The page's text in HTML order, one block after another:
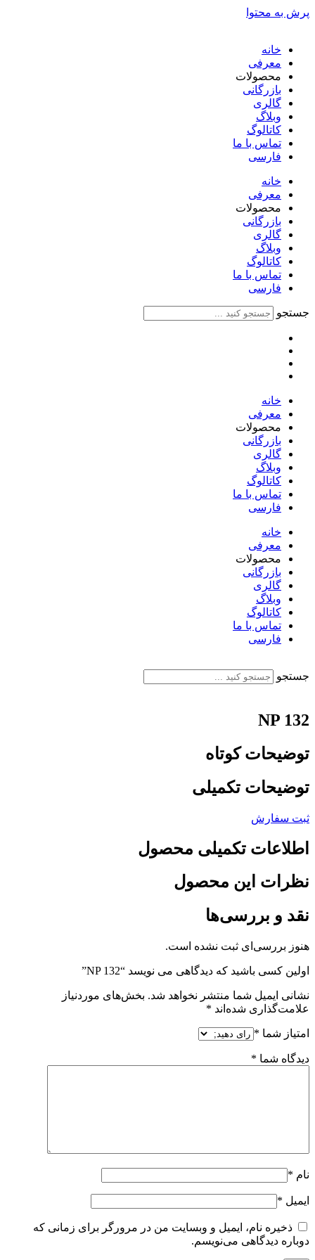
پرش به محتوا
خانه
معرفی
محصولات
بازرگانی
گالری
وبلاگ
کاتالوگ
تماس با ما
فارسی
خانه
معرفی
محصولات
بازرگانی
گالری
وبلاگ
کاتالوگ
تماس با ما
فارسی
English
جستجو
خانه
معرفی
محصولات
بازرگانی
گالری
وبلاگ
کاتالوگ
تماس با ما
فارسی
خانه
معرفی
محصولات
بازرگانی
گالری
وبلاگ
کاتالوگ
تماس با ما
فارسی
جستجو
NP 132
توضیحات کوتاه
توضیحات تکمیلی
ثبت سفارش
اطلاعات تکمیلی محصول
نظرات این محصول
نقد و بررسی‌ها
هنوز بررسی‌ای ثبت نشده است.
اولین کسی باشید که دیدگاهی می نویسد “NP 132”
نشانی ایمیل شما منتشر نخواهد شد. بخش‌های موردنیاز
علامت‌گذاری شده‌اند *
امتیاز شما *
دیدگاه شما *
نام *
ایمیل *
ذخیره نام، ایمیل و وبسایت من در مرورگر برای زمانی که
دوباره دیدگاهی می‌نویسم.